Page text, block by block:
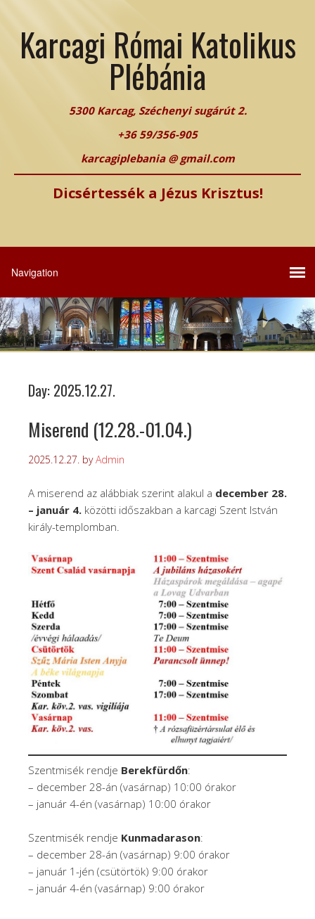
Karcagi Római Katolikus
Plébánia
5300 Karcag, Széchenyi sugárút 2.
+36 59/356-905
karcagiplebania @ gmail.com
Dicsértessék a Jézus Krisztus!
Day: 2025.12.27.
Miserend (12.28.-01.04.)
2025.12.27. byAdmin
A miserend az alábbiak szerint alakul a december 28.
– január 4. közötti időszakban a karcagi Szent István
király-templomban.
Szentmisék rendje Berekfürdőn:
– december 28-án (vasárnap) 10:00 órakor
– január 4-én (vasárnap) 10:00 órakor
Szentmisék rendje Kunmadarason:
– december 28-án (vasárnap) 9:00 órakor
– január 1-jén (csütörtök) 9:00 órakor
– január 4-én (vasárnap) 9:00 órakor